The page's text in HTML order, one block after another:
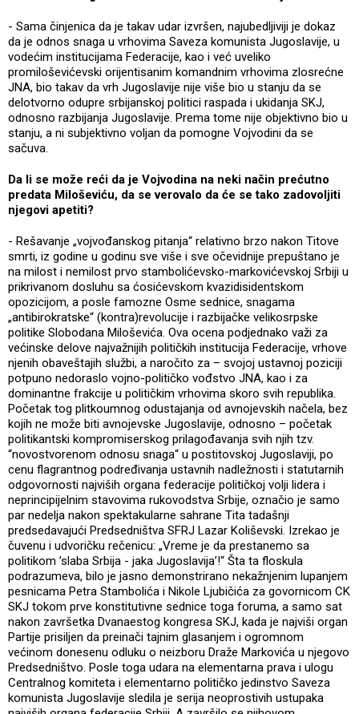
- Sama činjenica da je takav udar izvršen, najubedljiviji je dokaz
da je odnos snaga u vrhovima Saveza komunista Jugoslavije, u
vodećim institucijama Federacije, kao i već uveliko
promiloševićevski orijentisanim komandnim vrhovima zlosrećne
JNA, bio takav da vrh Jugoslavije nije više bio u stanju da se
delotvorno odupre srbijanskoj politici raspada i ukidanja SKJ,
odnosno razbijanja Jugoslavije. Prema tome nije objektivno bio u
stanju, a ni subjektivno voljan da pomogne Vojvodini da se
sačuva.
Da li se može reći da je Vojvodina na neki način prećutno
predata Miloševiću, da se verovalo da će se tako zadovoljiti
njegovi apetiti?
- Rešavanje „vojvođanskog pitanja“ relativno brzo nakon Titove
smrti, iz godine u godinu sve više i sve očevidnije prepuštano je
na milost i nemilost prvo stambolićevsko-markovićevskoj Srbiji u
prikrivanom dosluhu sa ćosićevskom kvazidisidentskom
opozicijom, a posle famozne Osme sednice, snagama
„antibirokratske“ (kontra)revolucije i razbijačke velikosrpske
politike Slobodana Miloševića. Ova ocena podjednako važi za
većinske delove najvažnijih političkih institucija Federacije, vrhove
njenih obaveštajih službi, a naročito za – svojoj ustavnoj poziciji
potpuno nedoraslo vojno-političko vođstvo JNA, kao i za
dominantne frakcije u političkim vrhovima skoro svih republika.
Početak tog plitkoumnog odustajanja od avnojevskih načela, bez
kojih ne može biti avnojevske Jugoslavije, odnosno – početak
politikantski kompromiserskog prilagođavanja svih njih tzv.
“novostvorenom odnosu snaga“ u postitovskoj Jugoslaviji, po
cenu flagrantnog podređivanja ustavnih nadležnosti i statutarnih
odgovornosti najviših organa federacije političkoj volji lidera i
neprincipijelnim stavovima rukovodstva Srbije, označio je samo
par nedelja nakon spektakularne sahrane Tita tadašnji
predsedavajući Predsedništva SFRJ Lazar Koliševski. Izrekao je
čuvenu i udvoričku rečenicu: „Vreme je da prestanemo sa
politikom ’slaba Srbija - jaka Jugoslavija’!“ Šta ta floskula
podrazumeva, bilo je jasno demonstrirano nekažnjenim lupanjem
pesnicama Petra Stambolića i Nikole Ljubičića za govornicom CK
SKJ tokom prve konstitutivne sednice toga foruma, a samo sat
nakon završetka Dvanaestog kongresa SKJ, kada je najviši organ
Partije prisiljen da preinači tajnim glasanjem i ogromnom
većinom donesenu odluku o neizboru Draže Markovića u njegovo
Predsedništvo. Posle toga udara na elementarna prava i ulogu
Centralnog komiteta i elementarno političko jedinstvo Saveza
komunista Jugoslavije sledila je serija neoprostivih ustupaka